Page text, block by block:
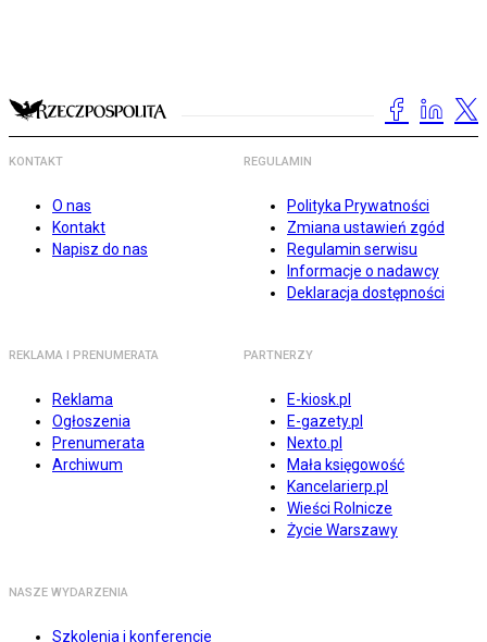
KONTAKT
O nas
Kontakt
Napisz do nas
REGULAMIN
Polityka Prywatności
Zmiana ustawień zgód
Regulamin serwisu
Informacje o nadawcy
Deklaracja dostępności
REKLAMA I PRENUMERATA
Reklama
Ogłoszenia
Prenumerata
Archiwum
PARTNERZY
E-kiosk.pl
E-gazety.pl
Nexto.pl
Mała księgowość
Kancelarierp.pl
Wieści Rolnicze
Życie Warszawy
NASZE WYDARZENIA
Szkolenia i konferencje